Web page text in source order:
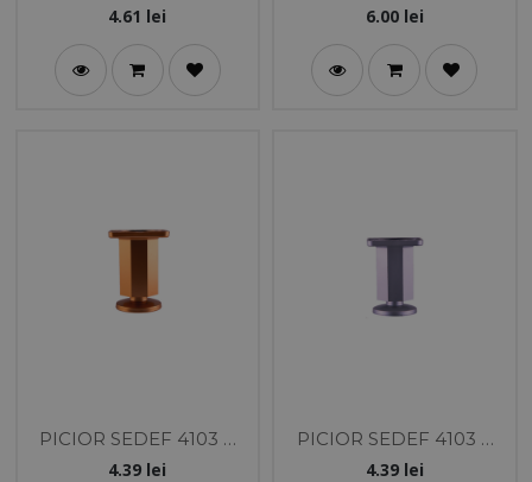
CM NEGRU
4.61 lei
CM NEGRU/CROM
6.00lei
PICIOR SEDEF 4103 8
CM AURIU
4.39 lei
PICIOR SEDEF 4103 8
CM ALUMINIU
4.39lei